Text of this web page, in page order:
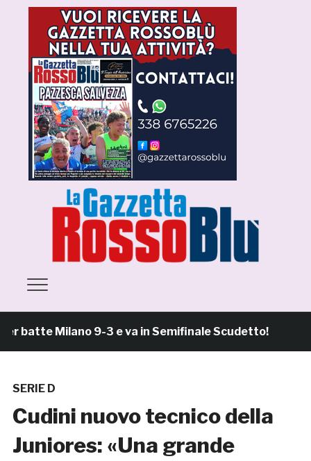
Milano 9-3 e va in Semifinale Scudetto!
SERIE D
Cudini nuovo tecnico della
Juniores: «Una grande